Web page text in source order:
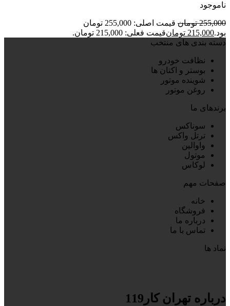
ناموجود
255,000 تومان
قیمت اصلی: 255,000 تومان
بود.215,000 تومانقیمت فعلی: 215,000 تومان.
دسته بندی های منتخب
نظافت خودرو
بوستر و اکتان ها
شوینده موتور
روغن موتور
برندهای ما
سوناکس
ترتل واکس
واوالین
موتول
لوکاس
صفحات مهم
خانه
فروشگاه
درباره ما
تماس با ما
نماد ها
درباره تهران کار119